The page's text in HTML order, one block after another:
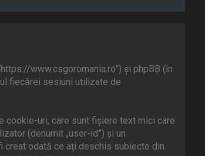
www.csgoromania.ro”) şi phpBB (în
fiecărei sesiuni utilizate de
cookie-uri, care sunt fişiere text mici care
(denumit „user-id”) şi un
creat odată ce aţi deschis subiecte din